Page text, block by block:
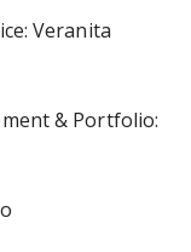
Veranita
& Portfolio: